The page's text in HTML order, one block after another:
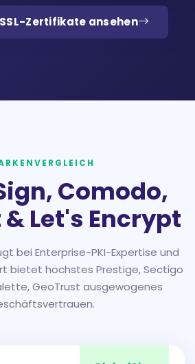
Zertifikate ansehen
Comodo,
Let's Encrypt
bei Enterprise-PKI-Expertise und
bietet höchstes Prestige, Sectigo
GeoTrust ausgewogenes